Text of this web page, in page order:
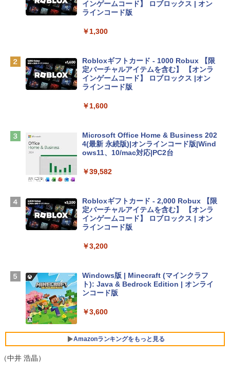
e Intelligenceのために設計、Liquid Ret
inaディスプレイ、8GBユニファイドメモ
eTime HDカメラ、Touch ID - シルバー
tomtoc 360°保護 15.6 16インチ パソコ
ンケース Dell NEC Lavie ASUS HP dyna
Apple 2026 MacBook Air M5チップ搭載
13インチノートブック：AIとApple Intell
スプレイ、16GBユニファイドメモリ、1
D - ミッドナイト
￥278,800
【Amazon.co.jp限定】 HP ノートパソコ
￥129,800
FMV ノートパソコン WE1-K3 (MS 365 P
VWK3E15W_AZ
インゲームコード】 ロブロックス | オン
ラインコード版
￥1,300
Robloxギフトカード - 1000 Robux 【限
定バーチャルアイテムを含む】 【オンラ
インゲームコード】 ロブロックス |オン
ラインコード版
￥1,600
Microsoft Office Home & Business 202
4(最新 永続版)|オンラインコード版|Wind
ows11、10/mac対応|PC2台
￥39,582
Robloxギフトカード - 2,000 Robux 【限
定バーチャルアイテムを含む】 【オンラ
インゲームコード】 ロブロックス | オン
ラインコード版
￥3,200
Windows版 | Minecraft (マインクラフ
ト): Java & Bedrock Edition | オンライ
ンコード版
￥3,600
Amazonランキングをもっと見る
（中井 浩晶）